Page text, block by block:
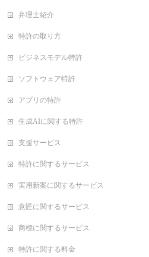
弁理士紹介
特許の取り方
ビジネスモデル特許
ソフトウェア特許
アプリの特許
生成AIに関する特許
支援サービス
特許に関するサービス
実用新案に関するサービス
意匠に関するサービス
商標に関するサービス
特許に関する料金